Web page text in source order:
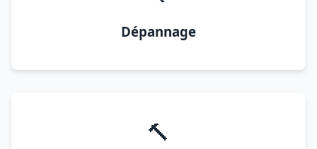
Dépannage
🔨